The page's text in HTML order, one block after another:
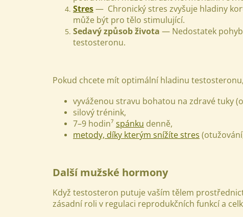
Stres— Chronický stres zvyšuje hladiny
může být pro tělo stimulující.
Sedavý způsob života — Nedostatek
testosteronu.
Pokud chcete mít optimální hladinu testosteronu,
vyváženou stravu bohatou na zdravé tuky
silový trénink,
7–9 hodin⁷ spánku denně,
metody, díky kterým snížíte stres
Další mužské hormony
Když testosteron putuje vaším tělem
zásadní roli v regulaci reprodukčních funkcí a